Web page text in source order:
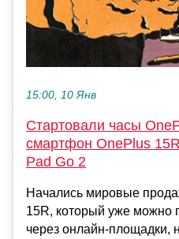
15:00, 10 Янв
Стартовали часы
смартфон OnePlus
Pad Go 2
Начались мировые
15R, который уже можно
через онлайн-площадки,